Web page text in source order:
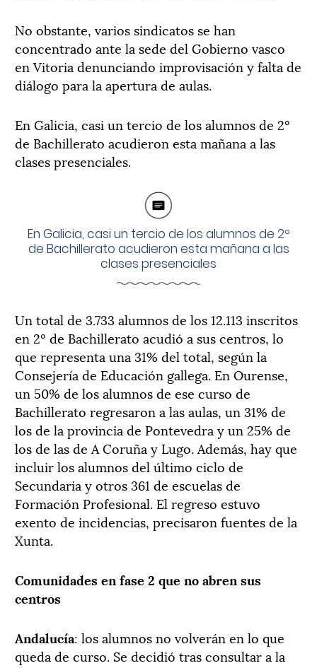
No obstante, varios sindicatos se han
concentrado ante la sede del Gobierno vasco
en Vitoria denunciando improvisación y falta de
diálogo para la apertura de aulas.
En Galicia, casi un tercio de los alumnos de 2º
de Bachillerato acudieron esta mañana a las
clases presenciales.
En Galicia, casi un tercio de los alumnos de 2º
de Bachillerato acudieron esta mañana a las
clases presenciales
Un total de 3.733 alumnos de los 12.113 inscritos
en 2º de Bachillerato acudió a sus centros, lo
que representa una 31% del total, según la
Consejería de Educación gallega. En Ourense,
un 50% de los alumnos de ese curso de
Bachillerato regresaron a las aulas, un 31% de
los de la provincia de Pontevedra y un 25% de
los de las de A Coruña y Lugo. Además, hay que
incluir los alumnos del último ciclo de
Secundaria y otros 361 de escuelas de
Formación Profesional. El regreso estuvo
exento de incidencias, precisaron fuentes de la
Xunta.
Comunidades en fase 2 que no abren sus
centros
Andalucía: los alumnos no volverán en lo que
queda de curso. Se decidió tras consultar a la